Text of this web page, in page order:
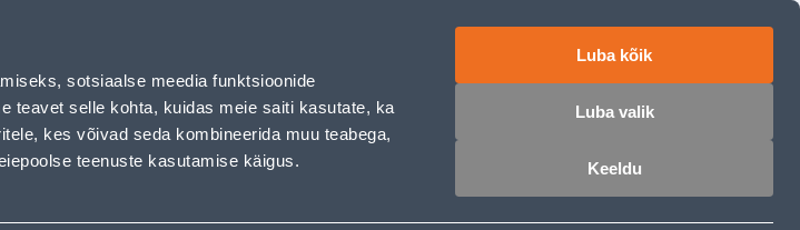
sotsiaalse meedia funktsioonide
teavet selle kohta, kuidas meie saiti kasutate, ka
kes võivad seda kombineerida muu teabega,
teenuste kasutamise käigus.
Luba kõik
Luba valik
Keeldu
ETRUEN
OTSI Logi sisse Ostukorv
MEISTRIKLUBI BLOGI